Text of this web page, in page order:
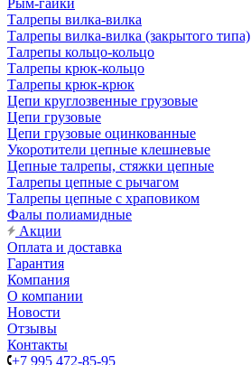
Рым-гайки
Талрепы вилка-вилка
Талрепы вилка-вилка (закрытого типа)
Талрепы кольцо-кольцо
Талрепы крюк-кольцо
Талрепы крюк-крюк
Цепи круглозвенные грузовые
Цепи грузовые
Цепи грузовые оцинкованные
Укоротители цепные клешневые
Цепные талрепы, стяжки цепные
Талрепы цепные с рычагом
Талрепы цепные с храповиком
Фалы полиамидные
Акции
Оплата и доставка
Гарантия
Компания
О компании
Новости
Отзывы
Контакты
+7 995 472-85-95